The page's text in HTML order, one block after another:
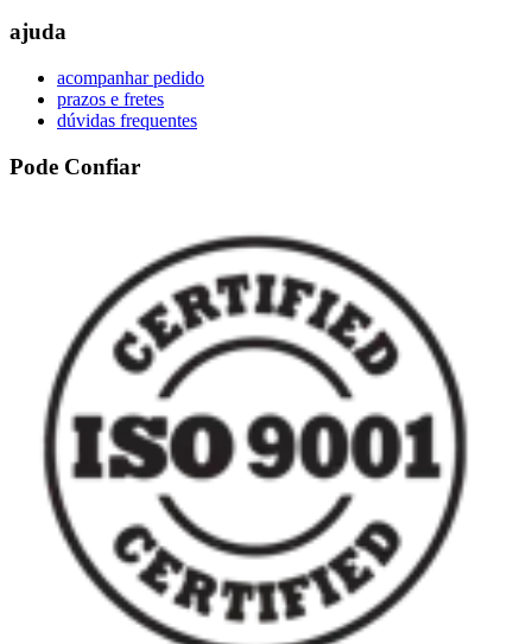
ajuda
acompanhar pedido
prazos e fretes
dúvidas frequentes
Pode Confiar